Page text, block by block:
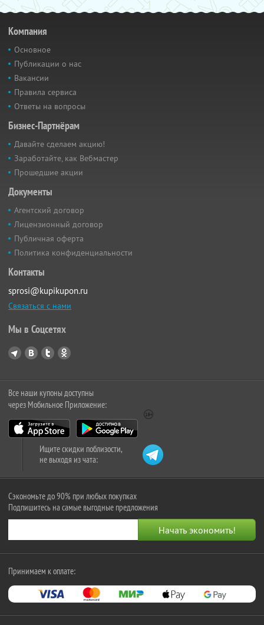
Компания
Основное
Публикации о нас
Вакансии
Правила сервиса
Ответы на вопросы
Бизнес-Партнёрам
Давайте сделаем акцию!
Заработайте, как Вебмастер
Прошедшие акции
Документы
Агентский договор
Лицензионный договор
Публичная оферта
Политика конфиденциальности
Контакты
sprosi@kupikupon.ru
Связаться с нами
Мы в Соцсетях
Все наши купоны доступны
через Мобильное Приложение:
Ищите скидки поблизости,
не выходя из чата:
Сэкономьте до 90% при любых покупках
Подпишитесь на самые выгодные предложения
Принимаем к оплате: